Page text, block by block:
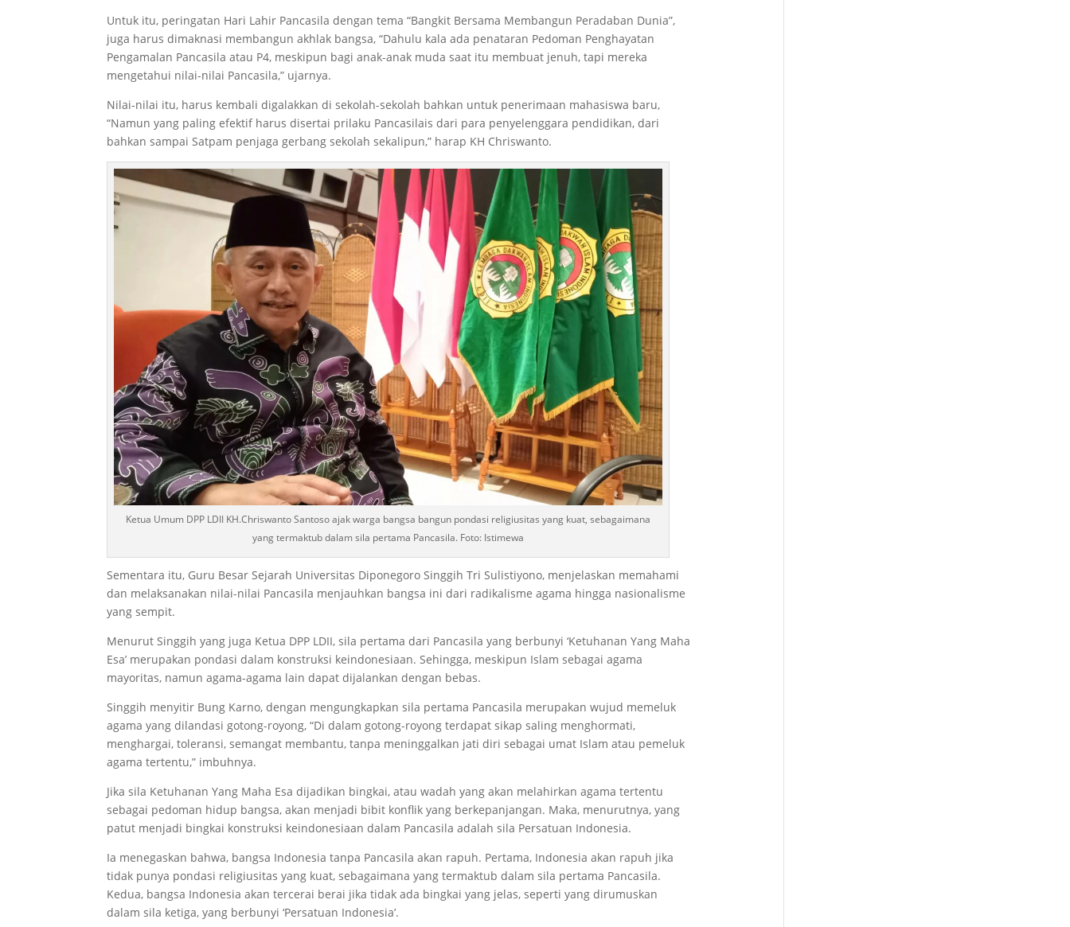
Untuk itu, peringatan Hari Lahir Pancasila dengan tema “Bangkit Bersama Membangun Peradaban Dunia”,
juga harus dimaknasi membangun akhlak bangsa, “Dahulu kala ada penataran Pedoman Penghayatan
Pengamalan Pancasila atau P4, meskipun bagi anak-anak muda saat itu membuat jenuh, tapi mereka
mengetahui nilai-nilai Pancasila,” ujarnya.
Nilai-nilai itu, harus kembali digalakkan di sekolah-sekolah bahkan untuk penerimaan mahasiswa baru,
“Namun yang paling efektif harus disertai prilaku Pancasilais dari para penyelenggara pendidikan, dari
bahkan sampai Satpam penjaga gerbang sekolah sekalipun,” harap KH Chriswanto.
Ketua Umum DPP LDII KH.Chriswanto Santoso ajak warga bangsa bangun pondasi religiusitas yang kuat, sebagaimana
yang termaktub dalam sila pertama Pancasila. Foto: Istimewa
Sementara itu, Guru Besar Sejarah Universitas Diponegoro Singgih Tri Sulistiyono, menjelaskan memahami
dan melaksanakan nilai-nilai Pancasila menjauhkan bangsa ini dari radikalisme agama hingga nasionalisme
yang sempit.
Menurut Singgih yang juga Ketua DPP LDII, sila pertama dari Pancasila yang berbunyi ‘Ketuhanan Yang Maha
Esa’ merupakan pondasi dalam konstruksi keindonesiaan. Sehingga, meskipun Islam sebagai agama
mayoritas, namun agama-agama lain dapat dijalankan dengan bebas.
Singgih menyitir Bung Karno, dengan mengungkapkan sila pertama Pancasila merupakan wujud memeluk
agama yang dilandasi gotong-royong, “Di dalam gotong-royong terdapat sikap saling menghormati,
menghargai, toleransi, semangat membantu, tanpa meninggalkan jati diri sebagai umat Islam atau pemeluk
agama tertentu,” imbuhnya.
Jika sila Ketuhanan Yang Maha Esa dijadikan bingkai, atau wadah yang akan melahirkan agama tertentu
sebagai pedoman hidup bangsa, akan menjadi bibit konflik yang berkepanjangan. Maka, menurutnya, yang
patut menjadi bingkai konstruksi keindonesiaan dalam Pancasila adalah sila Persatuan Indonesia.
Ia menegaskan bahwa, bangsa Indonesia tanpa Pancasila akan rapuh. Pertama, Indonesia akan rapuh jika
tidak punya pondasi religiusitas yang kuat, sebagaimana yang termaktub dalam sila pertama Pancasila.
Kedua, bangsa Indonesia akan tercerai berai jika tidak ada bingkai yang jelas, seperti yang dirumuskan
dalam sila ketiga, yang berbunyi ‘Persatuan Indonesia’.